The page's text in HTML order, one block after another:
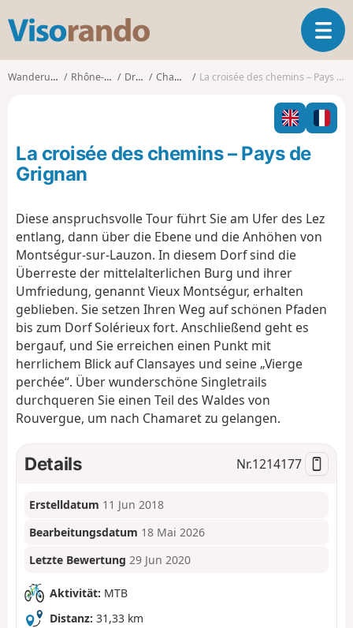
s
o
o
T
o
g
l
n
a
Wanderungen Rhône-Alpes Drôme Chamaret La croisée des chemins – Pays de Grignan
La croisée des chemins – Pays de
Grignan
Diese anspruchsvolle Tour führt Sie am Ufer des Lez
entlang, dann über die Ebene und die Anhöhen von
Montségur-sur-Lauzon. In diesem Dorf sind die
Überreste der mittelalterlichen Burg und ihrer
Umfriedung, genannt Vieux Montségur, erhalten
geblieben. Sie setzen Ihren Weg auf schönen Pfaden
bis zum Dorf Solérieux fort. Anschließend geht es
bergauf, und Sie erreichen einen Punkt mit
herrlichem Blick auf Clansayes und seine „Vierge
perchée“. Über wunderschöne Singletrails
durchqueren Sie einen Teil des Waldes von
Rouvergue, um nach Chamaret zu gelangen.
Details Nr.1214177
Erstelldatum 11 Jun 2018
Bearbeitungsdatum 18 Mai 2026
Letzte Bewertung 29 Jun 2020
Aktivität: MTB
Distanz: 31,33 km